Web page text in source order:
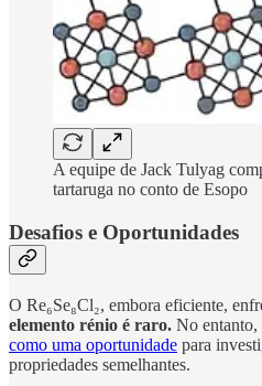
A equipe de Jack Tulyag
tartaruga no conto de Esopo
Desafios e Oportunidades
O Re₆Se₈Cl₂, embora eficiente,
elemento rénio é raro. No entanto,
como uma oportunidade para
propriedades semelhantes.